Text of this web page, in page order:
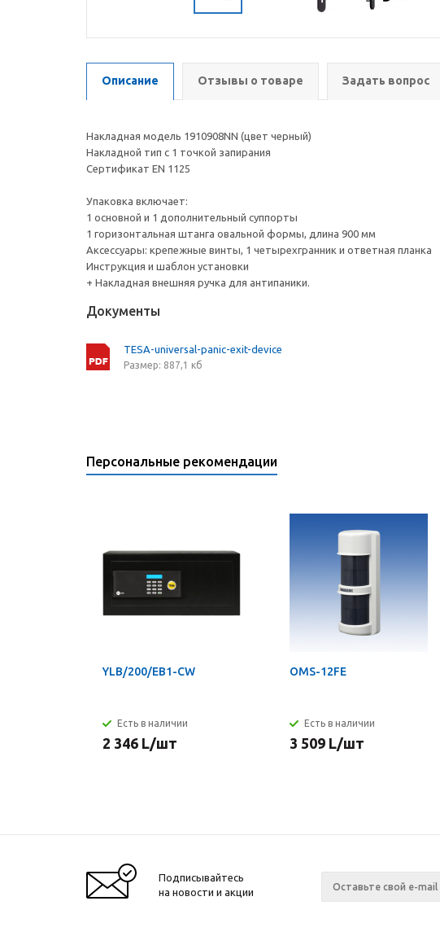
Описание Отзывы о товаре Задать вопрос
Накладная модель 1910908NN (цвет черный)
Накладной тип с 1 точкой запирания
Сертификат EN 1125
Упаковка включает:
1 основной и 1 дополнительный суппорты
1 горизонтальная штанга овальной формы, длина 900 мм
Аксессуары: крепежные винты, 1 четырехгранник и ответная планка
Инструкция и шаблон установки
+ Накладная внешняя ручка для антипаники.
Документы
TESA-universal-panic-exit-device
Размер: 887,1 кб
Персональные рекомендации
YLB/200/EB1-CW
Есть в наличии
2 346 L/шт
OMS-12FE
Есть в наличии
3 509 L/шт
Подписывайтесь
на новости и акции